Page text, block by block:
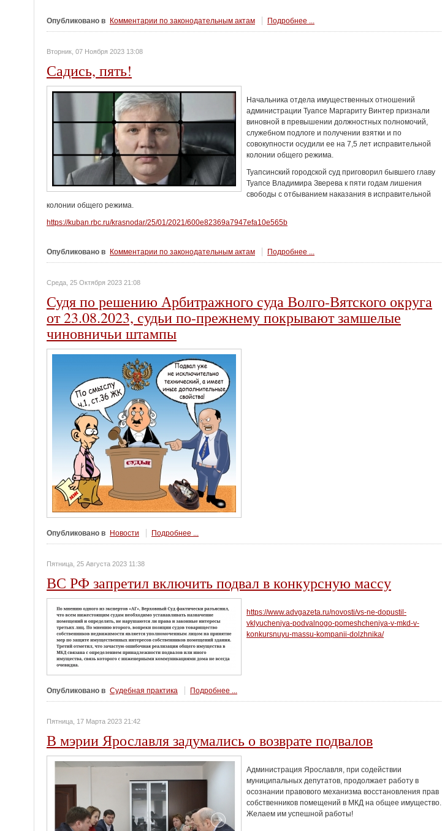
Опубликовано в Комментарии по законодательным актам Подробнее ...
Вторник, 07 Ноября 2023 13:08
Садись, пять!
Начальника отдела имущественных отношений
администрации Туапсе Маргариту Винтер признали
виновной в превышении должностных полномочий,
служебном подлоге и получении взятки и по
совокупности осудили ее на 7,5 лет исправительной
колонии общего режима.
Туапсинский городской суд приговорил бывшего главу
Туапсе Владимира Зверева к пяти годам лишения
свободы с отбыванием наказания в исправительной
колонии общего режима.
https://kuban.rbc.ru/krasnodar/25/01/2021/600e82369a7947efa10e565b
Опубликовано в Комментарии по законодательным актам Подробнее ...
Среда, 25 Октября 2023 21:08
Судя по решению Арбитражного суда Волго-Вятского округа
от 23.08.2023, судьи по-прежнему покрывают замшелые
чиновничьи штампы
Опубликовано в Новости Подробнее ...
Пятница, 25 Августа 2023 11:38
ВС РФ запретил включить подвал в конкурсную массу
https://www.advgazeta.ru/novosti/vs-ne-dopustil-
vklyucheniya-podvalnogo-pomeshcheniya-v-mkd-v-
konkursnuyu-massu-kompanii-dolzhnika/
Опубликовано в Судебная практика Подробнее ...
Пятница, 17 Марта 2023 21:42
В мэрии Ярославля задумались о возврате подвалов
Администрация Ярославля, при содействии
муниципальных депутатов, продолжает работу в
осознании правового механизма восстановления прав
собственников помещений в МКД на общее имущество.
Желаем им успешной работы!